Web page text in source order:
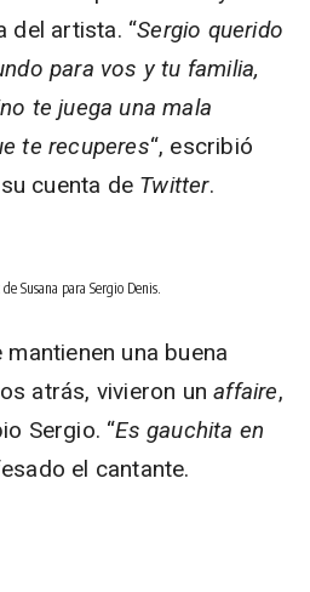
del artista. “Sergio querido
para vos y tu familia,
te juega una mala
te recuperes“, escribió
cuenta de Twitter.
Susana para Sergio Denis.
una buena
atrás, vivieron unaffaire,
Sergio. “Es gauchita en
el cantante.